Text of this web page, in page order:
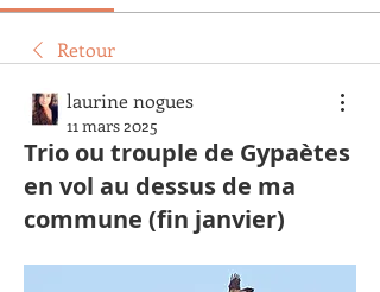
Retour
laurine nogues
11 mars 2025
Trio ou trouple de Gypaètes
en vol au dessus de ma
commune (fin janvier)